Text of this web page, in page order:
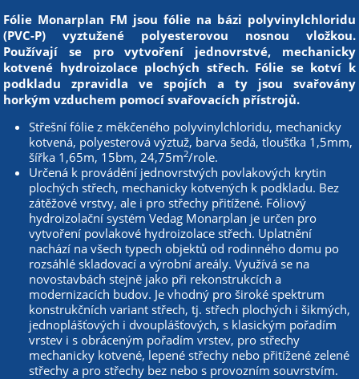
Fólie Monarplan FM jsou fólie na bázi polyvinylchloridu
(PVC-P) vyztužené polyesterovou nosnou vložkou.
Používají se pro vytvoření jednovrstvé, mechanicky
kotvené hydroizolace plochých střech. Fólie se kotví k
podkladu zpravidla ve spojích a ty jsou svařovány
horkým vzduchem pomocí svařovacích přístrojů.
Střešní fólie z měkčeného polyvinylchloridu, mechanicky
kotvená, polyesterová výztuž, barva šedá, tloušťka 1,5mm,
šířka 1,65m, 15bm, 24,75m2/role.
Určená k provádění jednovrstvých povlakových krytin
plochých střech, mechanicky kotvených k podkladu. Bez
zátěžové vrstvy, ale i pro střechy přitížené. Fóliový
hydroizolační systém Vedag Monarplan je určen pro
vytvoření povlakové hydroizolace střech. Uplatnění
nachází na všech typech objektů od rodinného domu po
rozsáhlé skladovací a výrobní areály. Využívá se na
novostavbách stejně jako při rekonstrukcích a
modernizacích budov. Je vhodný pro široké spektrum
konstrukčních variant střech, tj. střech plochých i šikmých,
jednoplášťových i dvouplášťových, s klasickým pořadím
vrstev i s obráceným pořadím vrstev, pro střechy
mechanicky kotvené, lepené střechy nebo přitížené zelené
střechy a pro střechy bez nebo s provozním souvrstvím.